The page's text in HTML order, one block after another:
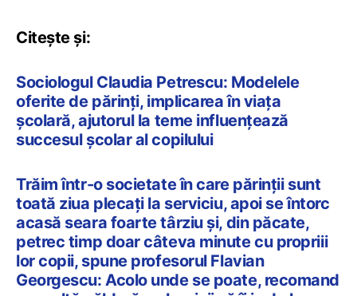
Citește și:
Sociologul Claudia Petrescu: Modelele
oferite de părinți, implicarea în viața
școlară, ajutorul la teme influențează
succesul școlar al copilului
Trăim într-o societate în care părinții sunt
toată ziua plecați la serviciu, apoi se întorc
acasă seara foarte târziu și, din păcate,
petrec timp doar câteva minute cu propriii
lor copii, spune profesorul Flavian
Georgescu: Acolo unde se poate, recomand